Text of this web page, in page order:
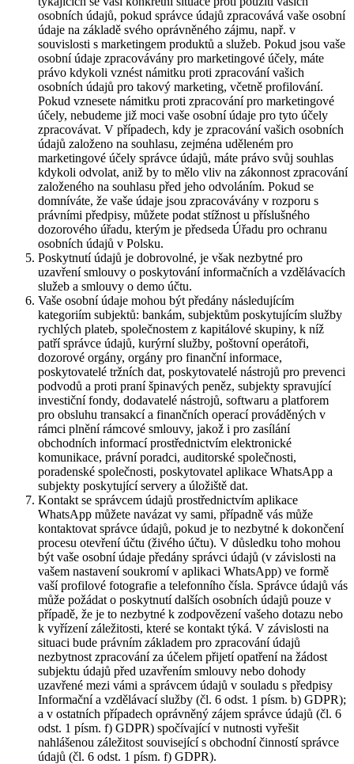
osobních údajů, pokud správce údajů zpracovává vaše osobní
údaje na základě svého oprávněného zájmu, např. v
souvislosti s marketingem produktů a služeb. Pokud jsou vaše
osobní údaje zpracovávány pro marketingové účely, máte
právo kdykoli vznést námitku proti zpracování vašich
osobních údajů pro takový marketing, včetně profilování.
Pokud vznesete námitku proti zpracování pro marketingové
účely, nebudeme již moci vaše osobní údaje pro tyto účely
zpracovávat. V případech, kdy je zpracování vašich osobních
údajů založeno na souhlasu, zejména uděleném pro
marketingové účely správce údajů, máte právo svůj souhlas
kdykoli odvolat, aniž by to mělo vliv na zákonnost zpracování
založeného na souhlasu před jeho odvoláním. Pokud se
domníváte, že vaše údaje jsou zpracovávány v rozporu s
právními předpisy, můžete podat stížnost u příslušného
dozorového úřadu, kterým je předseda Úřadu pro ochranu
osobních údajů v Polsku.
Poskytnutí údajů je dobrovolné, je však nezbytné pro
uzavření smlouvy o poskytování informačních a vzdělávacích
služeb a smlouvy o demo účtu.
Vaše osobní údaje mohou být předány následujícím
kategoriím subjektů: bankám, subjektům poskytujícím služby
rychlých plateb, společnostem z kapitálové skupiny, k níž
patří správce údajů, kurýrní služby, poštovní operátoři,
dozorové orgány, orgány pro finanční informace,
poskytovatelé tržních dat, poskytovatelé nástrojů pro prevenci
podvodů a proti praní špinavých peněz, subjekty spravující
investiční fondy, dodavatelé nástrojů, softwaru a platforem
pro obsluhu transakcí a finančních operací prováděných v
rámci plnění rámcové smlouvy, jakož i pro zasílání
obchodních informací prostřednictvím elektronické
komunikace, právní poradci, auditorské společnosti,
poradenské společnosti, poskytovatel aplikace WhatsApp a
subjekty poskytující servery a úložiště dat.
Kontakt se správcem údajů prostřednictvím aplikace
WhatsApp můžete navázat vy sami, případně vás může
kontaktovat správce údajů, pokud je to nezbytné k dokončení
procesu otevření účtu (živého účtu). V důsledku toho mohou
být vaše osobní údaje předány správci údajů (v závislosti na
vašem nastavení soukromí v aplikaci WhatsApp) ve formě
vaší profilové fotografie a telefonního čísla. Správce údajů vás
může požádat o poskytnutí dalších osobních údajů pouze v
případě, že je to nezbytné k zodpovězení vašeho dotazu nebo
k vyřízení záležitosti, které se kontakt týká. V závislosti na
situaci bude právním základem pro zpracování údajů
nezbytnost zpracování za účelem přijetí opatření na žádost
subjektu údajů před uzavřením smlouvy nebo dohody
uzavřené mezi vámi a správcem údajů v souladu s předpisy
Informační a vzdělávací služby (čl. 6 odst. 1 písm. b) GDPR);
a v ostatních případech oprávněný zájem správce údajů (čl. 6
odst. 1 písm. f) GDPR) spočívající v nutnosti vyřešit
nahlášenou záležitost související s obchodní činností správce
údajů (čl. 6 odst. 1 písm. f) GDPR).